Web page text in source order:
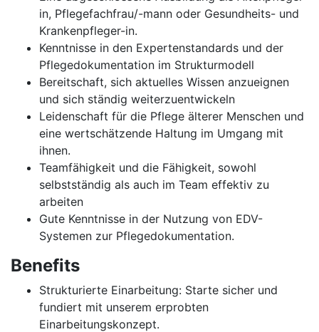
in, Pflegefachfrau/-mann oder Gesundheits- und
Krankenpfleger-in.
Kenntnisse in den Expertenstandards und der
Pflegedokumentation im Strukturmodell
Bereitschaft, sich aktuelles Wissen anzueignen
und sich ständig weiterzuentwickeln
Leidenschaft für die Pflege älterer Menschen und
eine wertschätzende Haltung im Umgang mit
ihnen.
Teamfähigkeit und die Fähigkeit, sowohl
selbstständig als auch im Team effektiv zu
arbeiten
Gute Kenntnisse in der Nutzung von EDV-
Systemen zur Pflegedokumentation.
Benefits
Strukturierte Einarbeitung: Starte sicher und
fundiert mit unserem erprobten
Einarbeitungskonzept.